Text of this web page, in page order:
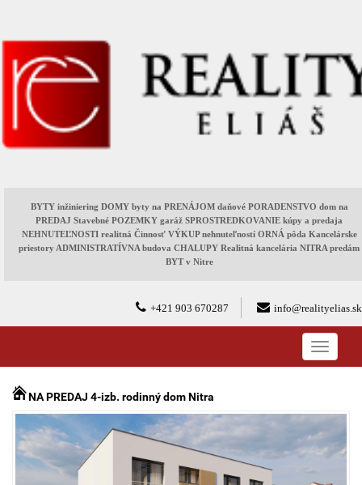
BYTY inžiniering DOMY byty na PRENÁJOM daňové PORADENSTVO dom na
PREDAJ Stavebné POZEMKY garáž SPROSTREDKOVANIE kúpy a predaja
NEHNUTEĽNOSTI realitná Činnosť VÝKUP nehnuteľností ORNÁ pôda Kancelárske
priestory ADMINISTRATÍVNA budova CHALUPY Realitná kancelária NITRA predám
BYT v Nitre
info@realityelias.sk
+421 903 670287
NA PREDAJ 4-izb. rodinný dom Nitra